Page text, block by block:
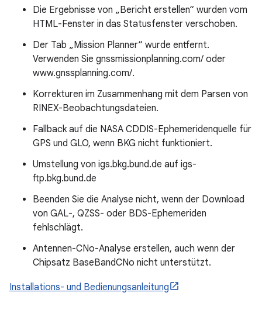
Die Ergebnisse von „Bericht erstellen“ wurden vom
HTML-Fenster in das Statusfenster verschoben.
Der Tab „Mission Planner“ wurde entfernt.
Verwenden Sie gnssmissionplanning.com/ oder
www.gnssplanning.com/.
Korrekturen im Zusammenhang mit dem Parsen von
RINEX-Beobachtungsdateien.
Fallback auf die NASA CDDIS-Ephemeridenquelle für
GPS und GLO, wenn BKG nicht funktioniert.
Umstellung von igs.bkg.bund.de auf igs-
ftp.bkg.bund.de
Beenden Sie die Analyse nicht, wenn der Download
von GAL-, QZSS- oder BDS-Ephemeriden
fehlschlägt.
Antennen-CNo-Analyse erstellen, auch wenn der
Chipsatz BaseBandCNo nicht unterstützt.
Installations- und Bedienungsanleitung